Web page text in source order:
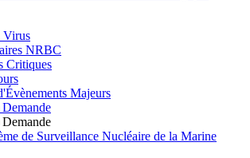
Virus
NRBC
Critiques
Majeurs
Demande
Demande
de Surveillance Nucléaire de la Marine